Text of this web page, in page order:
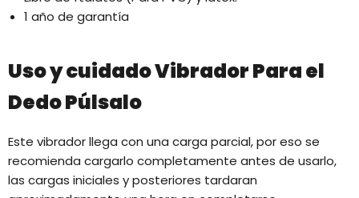
1 año de garantía
Uso y cuidado Vibrador Para el
Dedo Púlsalo
Este vibrador llega con una carga parcial, por eso se
recomienda cargarlo completamente antes de usarlo,
las cargas iniciales y posteriores tardaran